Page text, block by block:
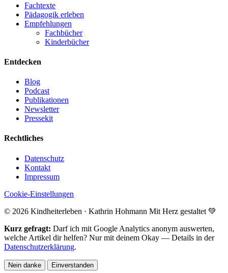
Fachtexte
Pädagogik erleben
Empfehlungen
Fachbücher
Kinderbücher
Entdecken
Blog
Podcast
Publikationen
Newsletter
Pressekit
Rechtliches
Datenschutz
Kontakt
Impressum
Cookie-Einstellungen
© 2026 Kindheiterleben · Kathrin Hohmann Mit Herz gestaltet 💚
Kurz gefragt: Darf ich mit Google Analytics anonym auswerten,
welche Artikel dir helfen? Nur mit deinem Okay — Details in der
Datenschutzerklärung.
Nein danke Einverstanden